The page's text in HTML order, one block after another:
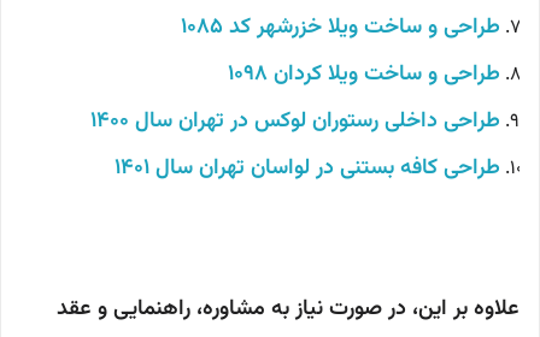
طراحی و ساخت ویلا خزرشهر کد 1085
طراحی و ساخت ویلا کردان 1098
طراحی داخلی رستوران لوکس در تهران سال 1400
طراحی کافه بستنی در لواسان تهران سال 1401
علاوه بر این، در صورت نیاز به مشاوره، راهنمایی و عقد